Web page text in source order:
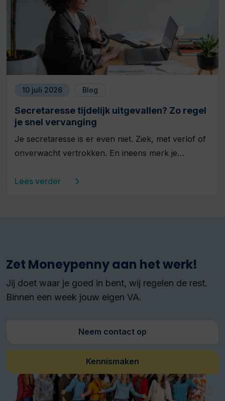
10 juli 2026 Blog
Secretaresse tijdelijk uitgevallen? Zo regel
je snel vervanging
Je secretaresse is er even niet. Ziek, met verlof of
onverwacht vertrokken. En ineens merk je…
Lees verder
Zet Moneypenny aan het werk!
Jij doet waar je goed in bent, wij regelen de rest.
Binnen een week jouw eigen VA.
Neem contact op
Kennismaken